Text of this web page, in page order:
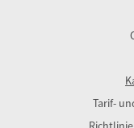
Tarif-